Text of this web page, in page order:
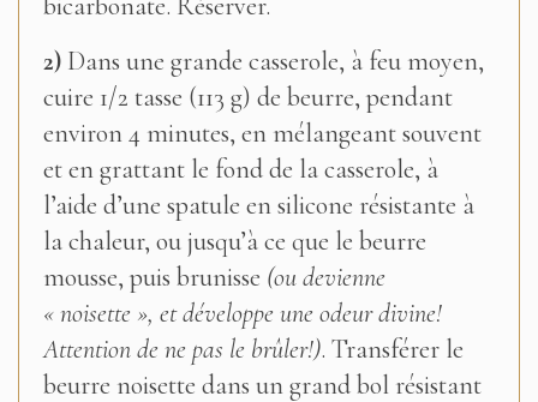
2) Dans une grande casserole, à feu moyen,
cuire 1/2 tasse (113 g) de beurre, pendant
environ 4 minutes, en mélangeant souvent
et en grattant le fond de la casserole, à
l’aide d’une spatule en silicone résistante à
la chaleur, ou jusqu’à ce que le beurre
mousse, puis brunisse (ou devienne
« noisette », et développe une odeur divine!
Attention de ne pas le brûler!). Transférer le
beurre noisette dans un grand bol résistant